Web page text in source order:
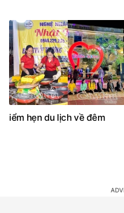
iểm hẹn du lịch về đêm